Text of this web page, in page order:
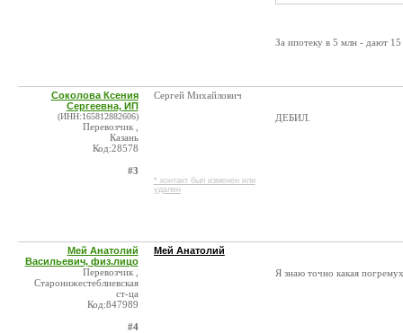
За ипотеку в 5 млн - дают
Соколова Ксения
Сергеевна, ИП
(ИНН:165812882606)
Перевозчик ,
Казань
Код:28578
#3
Сергей Михайлович
* контакт был изменен или
удален
ДЕБИЛ.
Мей Анатолий
Васильевич, физ.лицо
Перевозчик ,
Старонижестеблиевская
ст-ца
Код:847989
#4
Мей Анатолий
Я знаю точно какая